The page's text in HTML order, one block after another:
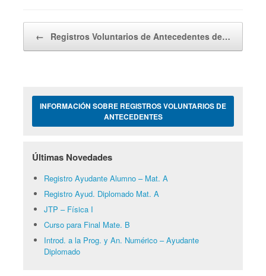
← Registros Voluntarios de Antecedentes de…
INFORMACIÓN SOBRE REGISTROS VOLUNTARIOS DE
ANTECEDENTES
Últimas Novedades
Registro Ayudante Alumno – Mat. A
Registro Ayud. Diplomado Mat. A
JTP – Física I
Curso para Final Mate. B
Introd. a la Prog. y An. Numérico – Ayudante
Diplomado